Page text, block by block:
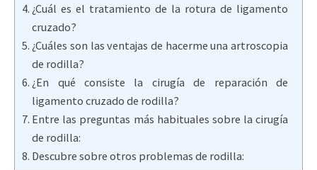
¿Cuál es el tratamiento de la rotura de ligamento
cruzado?
¿Cuáles son las ventajas de hacerme una artroscopia
de rodilla?
¿En qué consiste la cirugía de reparación de
ligamento cruzado de rodilla?
Entre las preguntas más habituales sobre la cirugía
de rodilla:
Descubre sobre otros problemas de rodilla: